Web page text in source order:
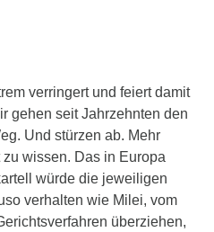
verringert und feiert damit
gehen seit Jahrzehnten den
Und stürzen ab. Mehr
wissen. Das in Europa
würde die jeweiligen
verhalten wie Milei, vom
überziehen,